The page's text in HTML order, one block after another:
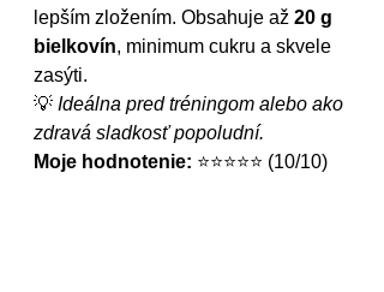
lepším zložením. Obsahuje až 20 g
bielkovín, minimum cukru a skvele
zasýti.
💡 Ideálna pred tréningom alebo ako
zdravá sladkosť popoludní.
Moje hodnotenie: ⭐⭐⭐⭐⭐ (10/10)